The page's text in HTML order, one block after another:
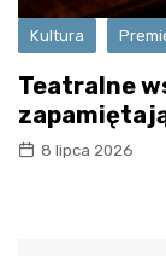
Kultura
Teatralne
8 lipca 2026